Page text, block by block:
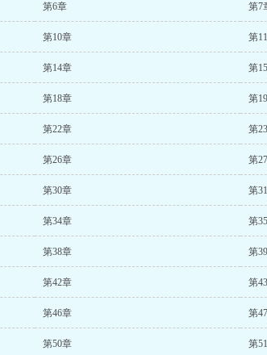
第6章 第7
第10章 第
第14章 第
第18章 第
第22章 第
第26章 第
第30章 第
第34章 第
第38章 第
第42章 第
第46章 第
第50章 第